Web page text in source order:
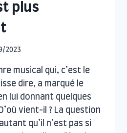
plus
2023
musical qui, c’est le
dire, a marqué le
lui donnant quelques
vient-il ? La question
qu’il n’est pas si